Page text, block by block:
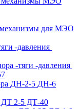
для МЭО
-давления
-тяги -давления
ДН-2-5 ДН-6
ДТ 2-5 ДТ-40